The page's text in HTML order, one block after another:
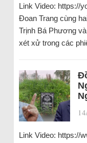
Link Video: https://
Đoan Trang cùng
Trịnh Bá Phương
xét xử trong các
Link Video: https://